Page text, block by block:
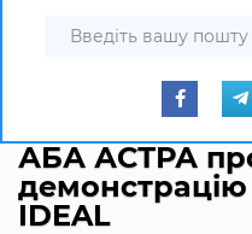
АБА АСТРА
IDEAL